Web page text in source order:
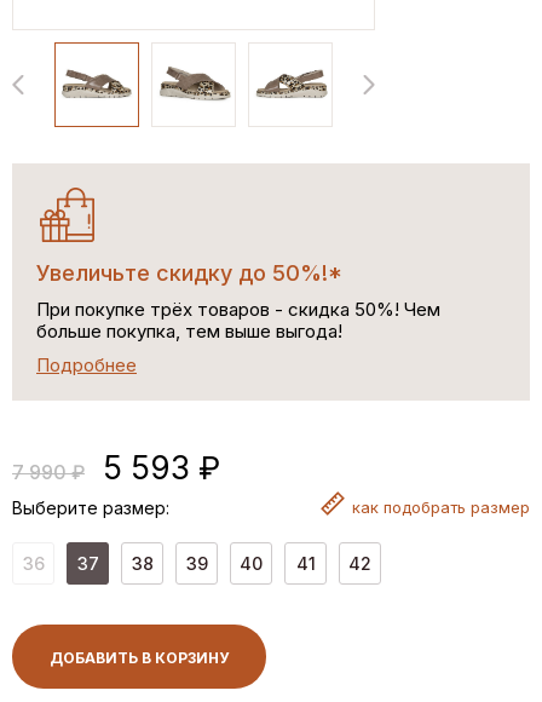
Увеличьте скидку до 50%!*
При покупке трёх товаров - скидка 50%! Чем
больше покупка, тем выше выгода!
Подробнее
7 990 ₽ 5 593 ₽
Выберите размер: как подобрать размер
36 37 38 39 40 41 42
ДОБАВИТЬ В КОРЗИНУ